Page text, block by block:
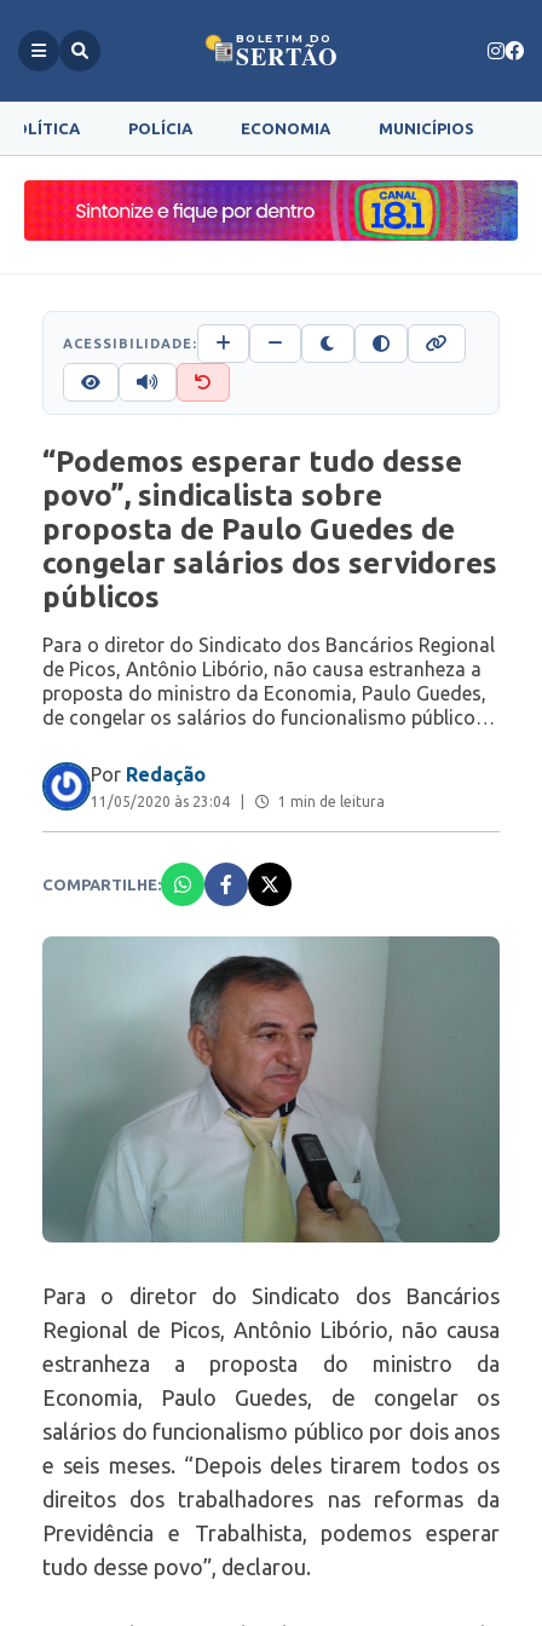
BOLETIM DO
SERTÃO
POLÍTICA POLÍCIA ECONOMIA MUNICÍPIOS
ACESSIBILIDADE:
“Podemos esperar tudo desse
povo”, sindicalista sobre
proposta de Paulo Guedes de
congelar salários dos servidores
públicos
Para o diretor do Sindicato dos Bancários Regional
de Picos, Antônio Libório, não causa estranheza a
proposta do ministro da Economia, Paulo Guedes,
de congelar os salários do funcionalismo público…
Por Redação
11/05/2020 às 23:04 1 min de leitura
COMPARTILHE:
Para o diretor do Sindicato dos Bancários
Regional de Picos, Antônio Libório, não causa
estranheza a proposta do ministro da
Economia, Paulo Guedes, de congelar os
salários do funcionalismo público por dois anos
e seis meses. “Depois deles tirarem todos os
direitos dos trabalhadores nas reformas da
Previdência e Trabalhista, podemos esperar
tudo desse povo”, declarou.